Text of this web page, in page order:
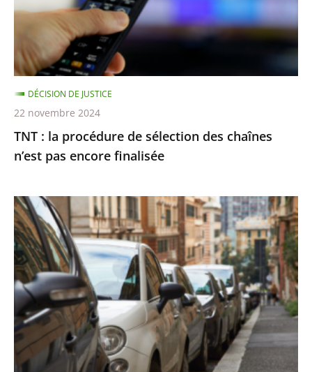
des
chaînes
n’est
pas
encore
finalisée
TNT : la procédure de sélection des chaînes
n’est pas encore finalisée
DÉCISION DE JUSTICE
22 novembre 2024
Stationnement
payant
:
le
Conseil
d’État
précise
le
cadre